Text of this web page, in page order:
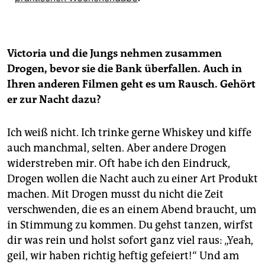
Victoria und die Jungs nehmen zusammen
Drogen, bevor sie die Bank überfallen. Auch in
Ihren anderen Filmen geht es um Rausch. Gehört
er zur Nacht dazu?
Ich weiß nicht. Ich trinke gerne Whiskey und kiffe
auch manchmal, selten. Aber andere Drogen
widerstreben mir. Oft habe ich den Eindruck,
Drogen wollen die Nacht auch zu einer Art Produkt
machen. Mit Drogen musst du nicht die Zeit
verschwenden, die es an einem Abend braucht, um
in Stimmung zu kommen. Du gehst tanzen, wirfst
dir was rein und holst sofort ganz viel raus: „Yeah,
geil, wir haben richtig heftig gefeiert!“ Und am